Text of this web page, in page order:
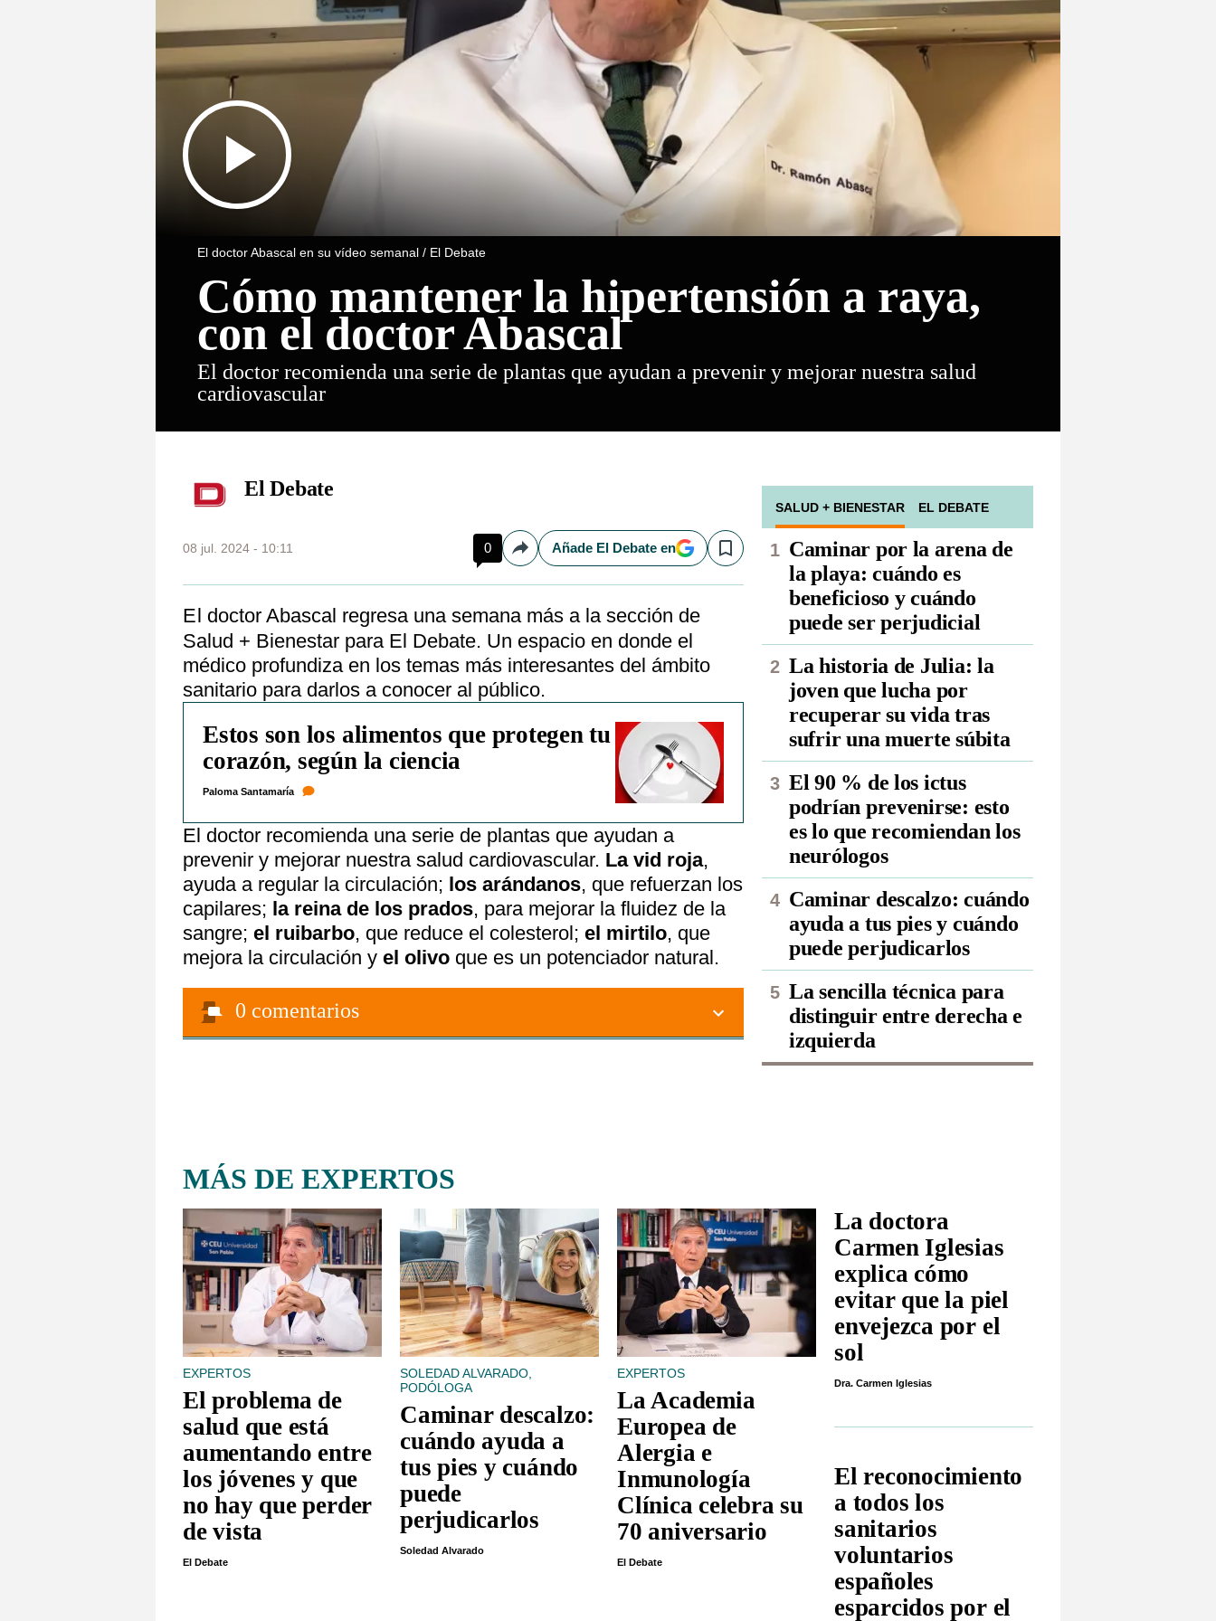
El doctor Abascal en su vídeo semanal / El Debate
Cómo mantener la hipertensión a raya,
con el doctor Abascal
El doctor recomienda una serie de plantas que ayudan a prevenir y mejorar nuestra salud
cardiovascular
El Debate
08 jul. 2024 - 10:11 0 CompartirAñade El Debate en Save
El doctor Abascal regresa una semana más a la sección de
Salud + Bienestar para El Debate. Un espacio en donde el
médico profundiza en los temas más interesantes del ámbito
sanitario para darlos a conocer al público.
Estos son los alimentos que protegen tu
corazón, según la ciencia
Paloma Santamaría
El doctor recomienda una serie de plantas que ayudan a
prevenir y mejorar nuestra salud cardiovascular. La vid roja,
ayuda a regular la circulación; los arándanos, que refuerzan los
capilares; la reina de los prados, para mejorar la fluidez de la
sangre; el ruibarbo, que reduce el colesterol; el mirtilo, que
mejora la circulación y el olivo que es un potenciador natural.
0 comentarios
SALUD + BIENESTAR EL DEBATE
Caminar por la arena de
la playa: cuándo es
beneficioso y cuándo
puede ser perjudicial
La historia de Julia: la
joven que lucha por
recuperar su vida tras
sufrir una muerte súbita
El 90 % de los ictus
podrían prevenirse: esto
es lo que recomiendan los
neurólogos
Caminar descalzo: cuándo
ayuda a tus pies y cuándo
puede perjudicarlos
La sencilla técnica para
distinguir entre derecha e
izquierda
MÁS DE EXPERTOS
EXPERTOS
El problema de
salud que está
aumentando entre
los jóvenes y que
no hay que perder
de vista
El Debate
SOLEDAD ALVARADO,
PODÓLOGA
Caminar descalzo:
cuándo ayuda a
tus pies y cuándo
puede
perjudicarlos
Soledad Alvarado
EXPERTOS
La Academia
Europea de
Alergia e
Inmunología
Clínica celebra su
70 aniversario
El Debate
La doctora
Carmen Iglesias
explica cómo
evitar que la piel
envejezca por el
sol
Dra. Carmen Iglesias
El reconocimiento
a todos los
sanitarios
voluntarios
españoles
esparcidos por el